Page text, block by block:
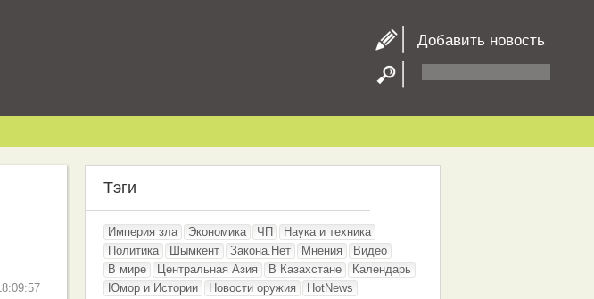
Добавить новость
Тэги
Империя зла Экономика ЧП
Наука и техника
Политика
Шымкент Закона.Нет Мнения
Видео
В мире
Центральная Азия В Казахстане
Календарь
Юмор и Истории
Новости оружия
HotNews